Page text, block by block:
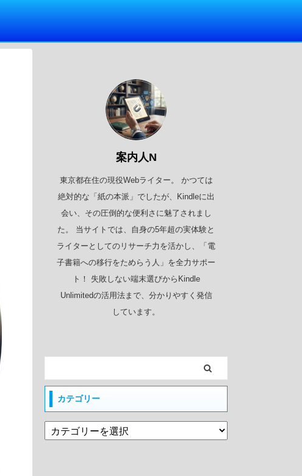
案内人N
東京都在住の現役Webライター。 かつては
絶対的な「紙の本派」でしたが、Kindleに出
会い、その圧倒的な便利さに魅了されまし
た。 当サイトでは、自身の5年超の実体験と
ライターとしてのリサーチ力を活かし、「電
子書籍への移行をためらう人」を全力サポー
ト！ 失敗しない端末選びからKindle
Unlimitedの活用法まで、分かりやすく発信
しています。
カテゴリー